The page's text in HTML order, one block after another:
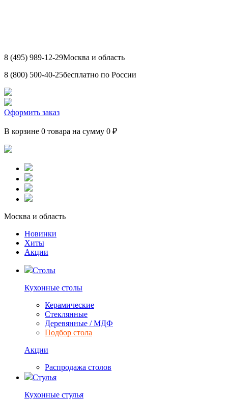
8 (495) 989-12-29Москва и область
8 (800) 500-40-25бесплатно по России
Оформить заказ
В корзине 0 товара на сумму 0 ₽
Москва и область
Новинки
Хиты
Акции
Столы
Кухонные столы
Керамические
Стеклянные
Деревянные / МДФ
Подбор стола
Акции
Распродажа столов
Стулья
Кухонные стулья